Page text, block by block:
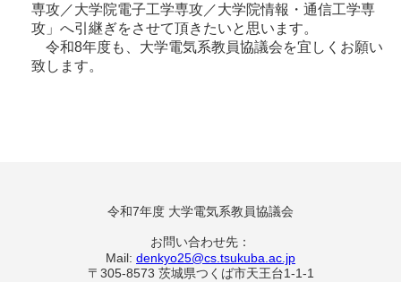
専攻／大学院電子工学専攻／大学院情報・通信工学専
攻」へ引継ぎをさせて頂きたいと思います。
令和8年度も、大学電気系教員協議会を宜しくお願い
致します。
令和7年度 大学電気系教員協議会
お問い合わせ先：
Mail: denkyo25@cs.tsukuba.ac.jp
〒305-8573 茨城県つくば市天王台1-1-1